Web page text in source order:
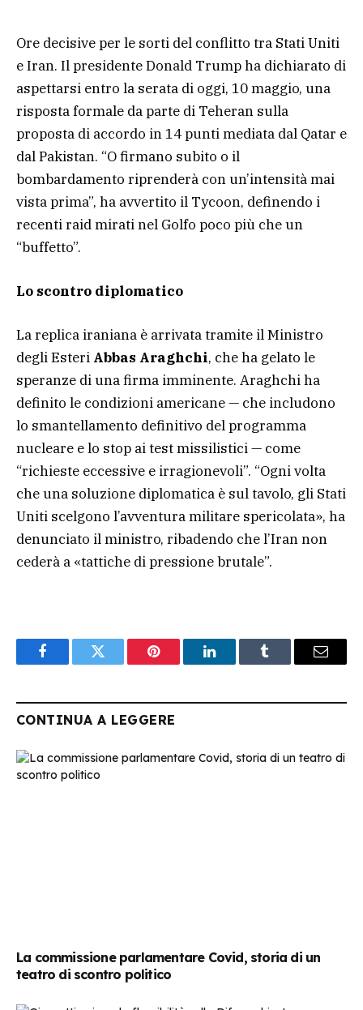
Ore decisive per le sorti del conflitto tra Stati Uniti
e Iran. Il presidente Donald Trump ha dichiarato di
aspettarsi entro la serata di oggi, 10 maggio, una
risposta formale da parte di Teheran sulla
proposta di accordo in 14 punti mediata dal Qatar e
dal Pakistan. “O firmano subito o il
bombardamento riprenderà con un’intensità mai
vista prima”, ha avvertito il Tycoon, definendo i
recenti raid mirati nel Golfo poco più che un
“buffetto”.
Lo scontro diplomatico
La replica iraniana è arrivata tramite il Ministro
degli Esteri Abbas Araghchi, che ha gelato le
speranze di una firma imminente. Araghchi ha
definito le condizioni americane — che includono
lo smantellamento definitivo del programma
nucleare e lo stop ai test missilistici — come
“richieste eccessive e irragionevoli”. “Ogni volta
che una soluzione diplomatica è sul tavolo, gli Stati
Uniti scelgono l’avventura militare spericolata», ha
denunciato il ministro, ribadendo che l’Iran non
cederà a «tattiche di pressione brutale”.
FacebookTwitter Pinterest LinkedInTumblr Email
CONTINUA A LEGGERE
La commissione parlamentare Covid, storia di un
teatro di scontro politico